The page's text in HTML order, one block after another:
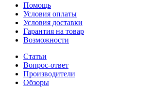
Помощь
Условия оплаты
Условия доставки
Гарантия на товар
Возможности
Статьи
Вопрос-ответ
Производители
Обзоры